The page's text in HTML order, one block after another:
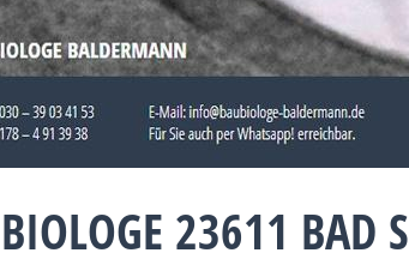
23611 BAD